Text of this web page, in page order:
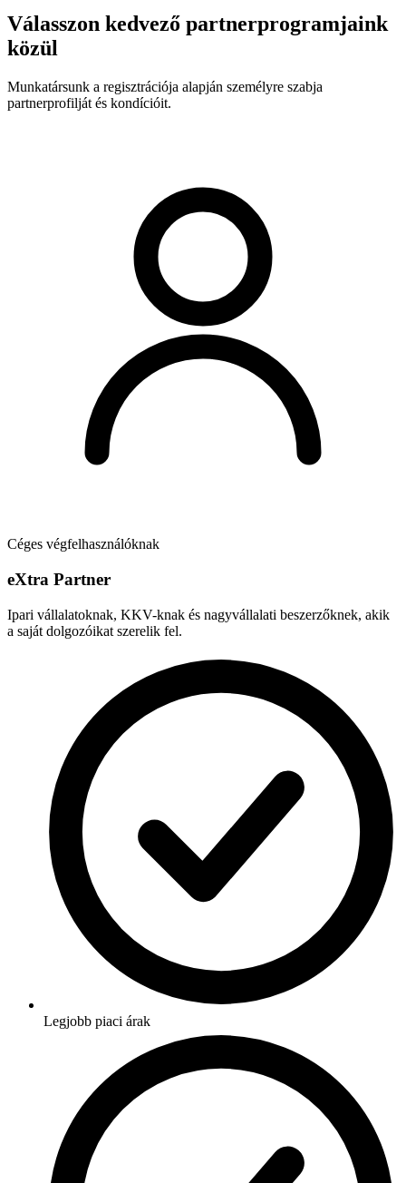
Válasszon kedvező partnerprogramjaink
közül
Munkatársunk a regisztrációja alapján személyre szabja
partnerprofilját és kondícióit.
Céges végfelhasználóknak
eXtra Partner
Ipari vállalatoknak, KKV-knak és nagyvállalati beszerzőknek, akik
a saját dolgozóikat szerelik fel.
Legjobb piaci árak